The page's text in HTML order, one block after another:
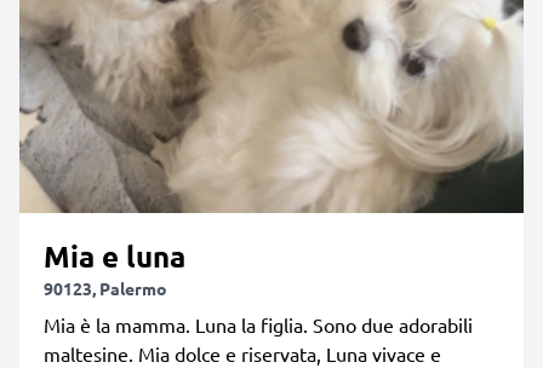
Mia e luna
90123, Palermo
Mia è la mamma. Luna la figlia. Sono due adorabili
maltesine. Mia dolce e riservata, Luna vivace e